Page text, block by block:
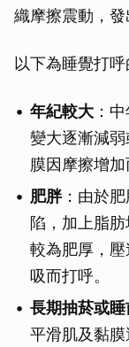
織摩擦震動，發
以下為睡覺打
年紀較大 ：
變大逐漸減
膜因摩擦增加
肥胖：由於
陷，加上脂
較為肥厚，
吸而打呼。
長期抽菸或
平滑肌及黏